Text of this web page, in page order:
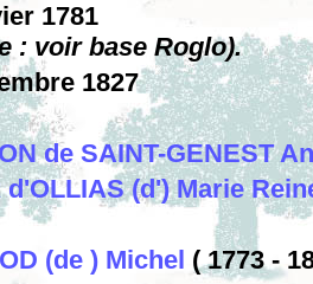
1781
: voir base Roglo).
1827
de SAINT-GENEST
d'OLLIAS (d') Marie
(de ) Michel ( 1773 -